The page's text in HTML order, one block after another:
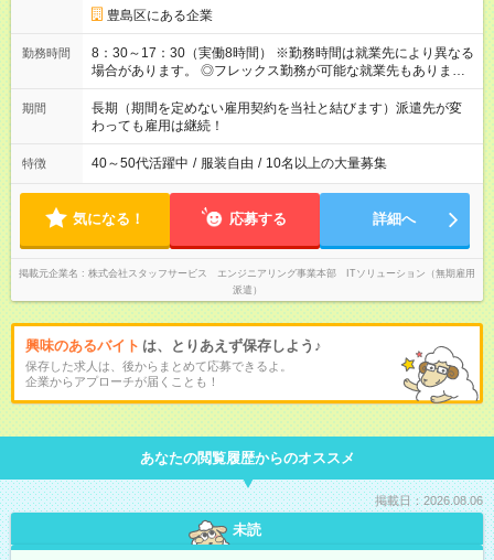
豊島区にある企業
勤務時間
8：30～17：30（実働8時間） ※勤務時間は就業先により異なる
場合があります。 ◎フレックス勤務が可能な就業先もありま
す。 ◎今よりもさらに働きやすい環境をつくるべく、 働き方
改革に全社をあげて取り組んでいます。
期間
長期（期間を定めない雇用契約を当社と結びます）派遣先が変
わっても雇用は継続！
特徴 40～50代活躍中 / 服装自由 / 10名以上の大量募集
気になる！ 応募する 詳細へ
掲載元企業名
株式会社スタッフサービス エンジニアリング事業本部 ITソリューション（無期雇用
派遣）
興味のあるバイト は、とりあえず保存しよう♪
保存した求人は、後からまとめて応募できるよ。
企業からアプローチが届くことも！
あなたの閲覧履歴からのオススメ
掲載日：2026.08.06
未読